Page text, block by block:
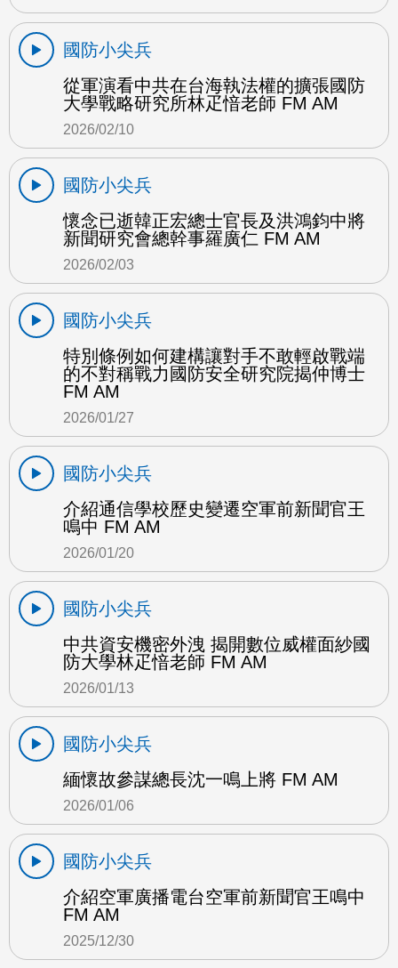
國防小尖兵
從軍演看中共在台海執法權的擴張國防
大學戰略研究所林疋愔老師 FM AM
2026/02/10
國防小尖兵
懷念已逝韓正宏總士官長及洪鴻鈞中將
新聞研究會總幹事羅廣仁 FM AM
2026/02/03
國防小尖兵
特別條例如何建構讓對手不敢輕啟戰端
的不對稱戰力國防安全研究院揭仲博士
FM AM
2026/01/27
國防小尖兵
介紹通信學校歷史變遷空軍前新聞官王
鳴中 FM AM
2026/01/20
國防小尖兵
中共資安機密外洩 揭開數位威權面紗國
防大學林疋愔老師 FM AM
2026/01/13
國防小尖兵
緬懷故參謀總長沈一鳴上將 FM AM
2026/01/06
國防小尖兵
介紹空軍廣播電台空軍前新聞官王鳴中
FM AM
2025/12/30